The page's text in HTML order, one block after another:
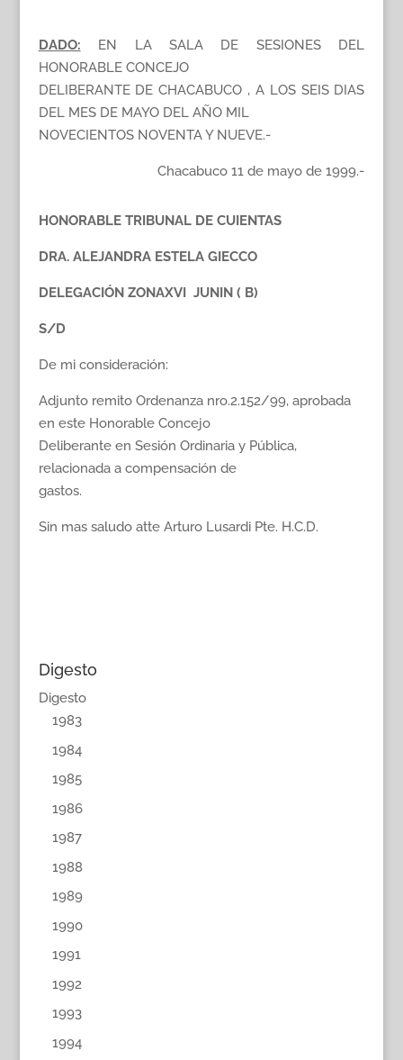
DADO: EN LA SALA DE SESIONES DEL
HONORABLE CONCEJO
DELIBERANTE DE CHACABUCO , A LOS SEIS DIAS
DEL MES DE MAYO DEL AÑO MIL
NOVECIENTOS NOVENTA Y NUEVE.-
Chacabuco 11 de mayo de 1999.-
HONORABLE TRIBUNAL DE CUIENTAS
DRA. ALEJANDRA ESTELA GIECCO
DELEGACIÓN ZONAXVI  JUNIN ( B)
S/D
De mi consideración:
Adjunto remito Ordenanza nro.2.152/99, aprobada
en este Honorable Concejo
Deliberante en Sesión Ordinaria y Pública,
relacionada a compensación de
gastos.
Sin mas saludo atte Arturo Lusardi Pte. H.C.D.
Digesto
Digesto
1983
1984
1985
1986
1987
1988
1989
1990
1991
1992
1993
1994